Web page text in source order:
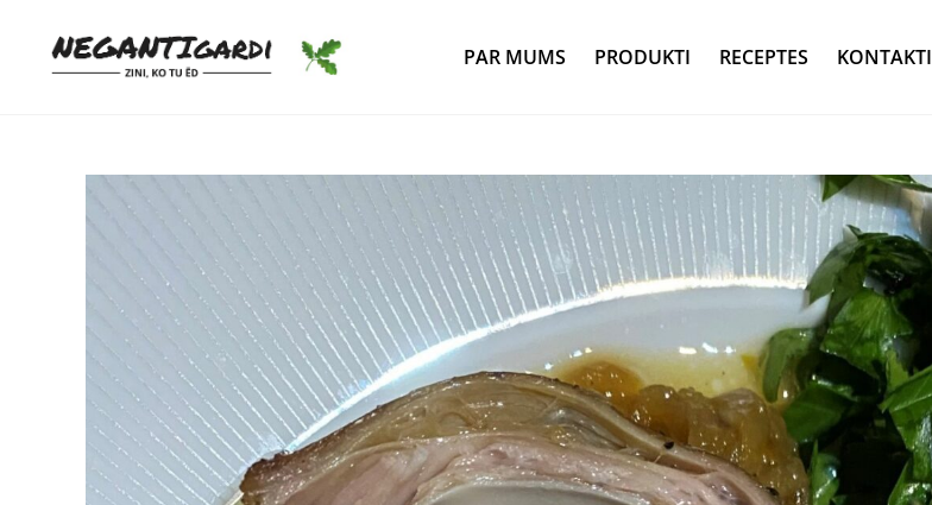
PAR MUMS PRODUKTI RECEPTES KONTAKTI